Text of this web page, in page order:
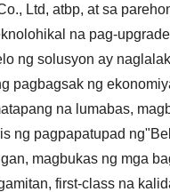
Ltd, atbp, at sa
na pag-
ng solusyon ay
pagbagsak ng
na lumabas,
ng pagpapatupad
magbukas ng mga
first-class na